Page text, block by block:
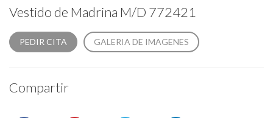
Vestido de Madrina M/D 772421
PEDIR CITA GALERIA DE IMAGENES
Compartir